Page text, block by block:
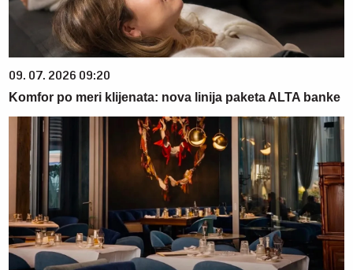
09. 07. 2026 09:20
Komfor po meri klijenata: nova linija paketa ALTA banke